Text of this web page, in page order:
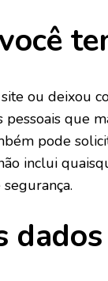
ou deixou
que
pode
inclui